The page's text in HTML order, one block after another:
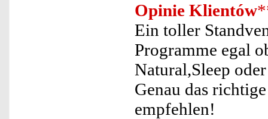
Opinie Klientów
Ein toller
Programme egal
Natural,Sleep
Genau das
empfehlen!